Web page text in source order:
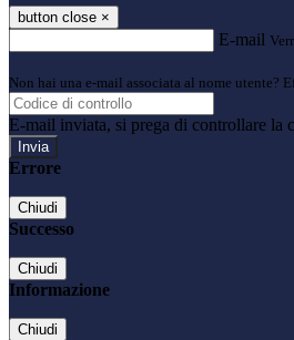
button close ×
E-mail
Non hai una e-mail associata al nome utente?
E-mail inviata, si prega di controllare la
Errore
Chiudi
Successo
Chiudi
Informazione
Chiudi